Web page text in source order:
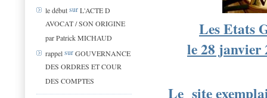
le débutsurL'ACTE D
AVOCAT / SON ORIGINE
par Patrick MICHAUD
rappelsurGOUVERNANCE
DES ORDRES ET COUR
DES COMPTES
Les Etats
le 28 janvier
Le site